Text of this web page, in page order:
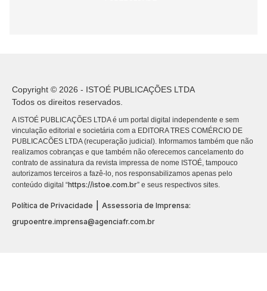
Copyright © 2026 - ISTOÉ PUBLICAÇÕES LTDA
Todos os direitos reservados.
A ISTOÉ PUBLICAÇÕES LTDA é um portal digital independente e sem
vinculação editorial e societária com a EDITORA TRES COMÉRCIO DE
PUBLICACÕES LTDA (recuperação judicial). Informamos também que não
realizamos cobranças e que também não oferecemos cancelamento do
contrato de assinatura da revista impressa de nome ISTOÉ, tampouco
autorizamos terceiros a fazê-lo, nos responsabilizamos apenas pelo
conteúdo digital “https://istoe.com.br” e seus respectivos sites.
Política de Privacidade
Assessoria de Imprensa:
grupoentre.imprensa@agenciafr.com.br